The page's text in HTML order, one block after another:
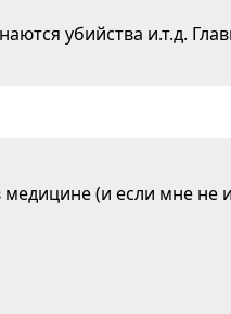
убийства и.т.д.
(и если мне не